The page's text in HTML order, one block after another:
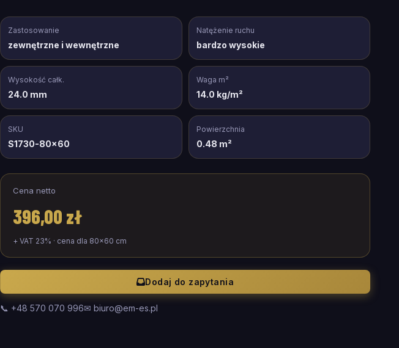
Zastosowanie
zewnętrzne i wewnętrzne
Natężenie ruchu
bardzo wysokie
Wysokość całk.
24.0 mm
Waga m²
14.0 kg/m²
SKU
S1730-80x60
Powierzchnia
0.48 m²
Cena netto
396,00 zł
+ VAT 23% · cena dla 80×60 cm
Dodaj do zapytania
📞 +48 570 070 996✉ biuro@em-es.pl